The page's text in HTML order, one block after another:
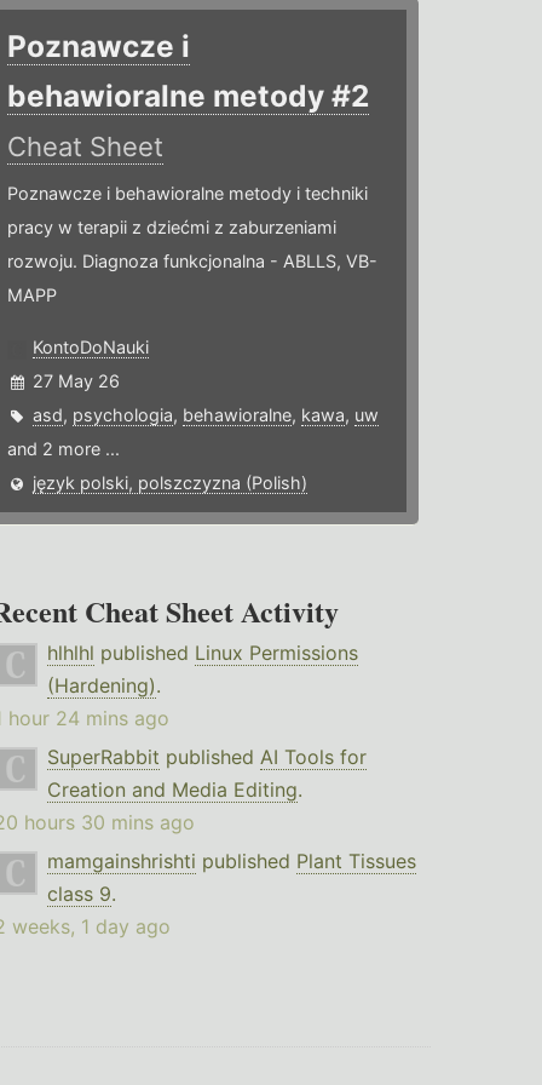
Poznawcze i
behawioralne metody #2
Cheat Sheet
Poznawcze i behawioralne metody i techniki
pracy w terapii z dziećmi z zaburzeniami
rozwoju. Diagnoza funkcjonalna - ABLLS, VB-
MAPP
KontoDoNauki
27 May 26
asd, psychologia, behawioralne, kawa, uw
and 2 more ...
język polski, polszczyzna (Polish)
Cheat Sheet Activity
hlhlhl published Linux Permissions
(Hardening).
hour 24 mins ago
SuperRabbit published AI Tools for
Creation and Media Editing.
hours 30 mins ago
mamgainshrishti published Plant Tissues
class 9.
weeks, 1 day ago